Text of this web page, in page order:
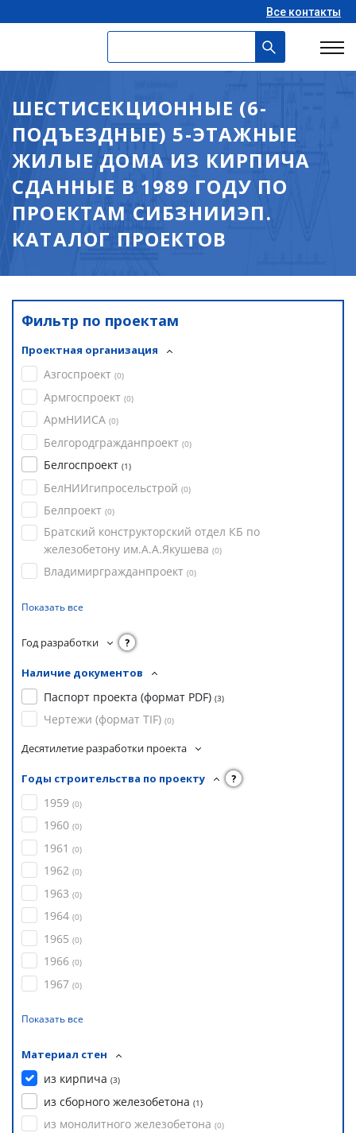
Все контакты
ШЕСТИСЕКЦИОННЫЕ (6-
ПОДЪЕЗДНЫЕ) 5-ЭТАЖНЫЕ
ЖИЛЫЕ ДОМА ИЗ КИРПИЧА
СДАННЫЕ В 1989 ГОДУ ПО
ПРОЕКТАМ СИБЗНИИЭП.
КАТАЛОГ ПРОЕКТОВ
Фильтр по проектам
Проектная организация
Азгоспроект (0)
Армгоспроект (0)
АрмНИИСА (0)
Белгородгражданпроект (0)
Белгоспроект (1)
БелНИИгипросельстрой (0)
Белпроект (0)
Братский конструкторский отдел КБ по
железобетону им.А.А.Якушева (0)
Владимиргражданпроект (0)
Показать все
Год разработки ?
Наличие документов
Паспорт проекта (формат PDF) (3)
Чертежи (формат TIF) (0)
Десятилетие разработки проекта
Годы строительства по проекту ?
1959 (0)
1960 (0)
1961 (0)
1962 (0)
1963 (0)
1964 (0)
1965 (0)
1966 (0)
1967 (0)
Показать все
Материал стен
из кирпича (3)
из сборного железобетона (1)
из монолитного железобетона (0)